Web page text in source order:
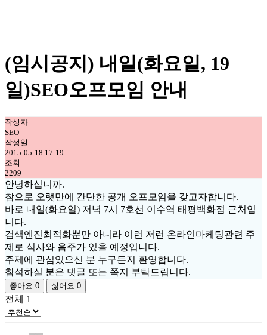
(임시공지) 내일(화요일, 19
일)SEO오프모임 안내
작성자
SEO
작성일
2015-05-18 17:19
조회
2209
안녕하십니까.
참으로 오랫만에 간단한 공개 오프모임을 갖고자합니다.
바로 내일(화요일) 저녁 7시 7호선 이수역 태평백화점 근처입
니다.
검색엔진최적화뿐만 아니라 이런 저런 온라인마케팅관련 주
제로 식사와 음주가 있을 예정입니다.
주제에 관심있으신 분 누구든지 환영합니다.
참석하실 분은 댓글 또는 쪽지 부탁드립니다.
좋아요 0 싫어요 0
전체 1